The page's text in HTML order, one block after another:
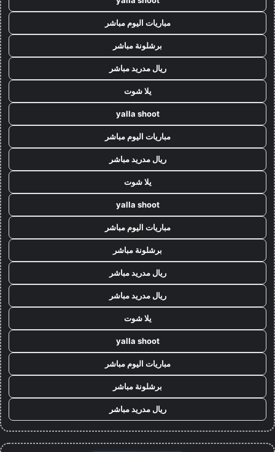
مباريات اليوم مباشر
برشلونة مباشر
ريال مدريد مباشر
يلا شوت
yalla shoot
مباريات اليوم مباشر
ريال مدريد مباشر
يلا شوت
yalla shoot
مباريات اليوم مباشر
برشلونة مباشر
ريال مدريد مباشر
ريال مدريد مباشر
يلا شوت
yalla shoot
مباريات اليوم مباشر
برشلونة مباشر
ريال مدريد مباشر